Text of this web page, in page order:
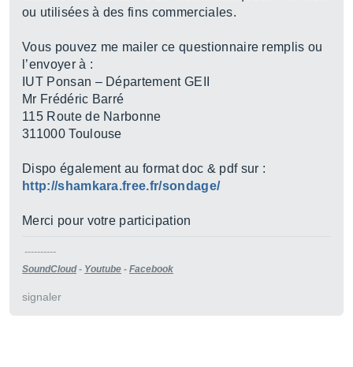
ou utilisées à des fins commerciales.
Vous pouvez me mailer ce questionnaire remplis ou
l’envoyer à :
IUT Ponsan – Département GEII
Mr Frédéric Barré
115 Route de Narbonne
311000 Toulouse
Dispo également au format doc & pdf sur :
http://shamkara.free.fr/sondage/
Merci pour votre participation
----------
SoundCloud- Youtube - Facebook
signaler